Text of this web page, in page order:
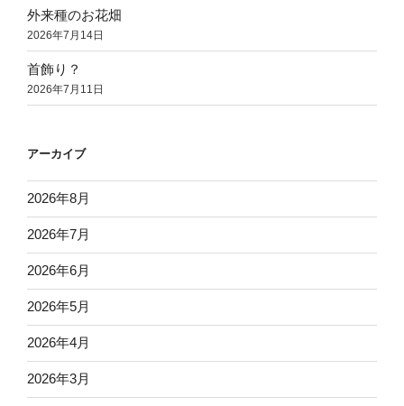
外来種のお花畑
2026年7月14日
首飾り？
2026年7月11日
アーカイブ
2026年8月
2026年7月
2026年6月
2026年5月
2026年4月
2026年3月